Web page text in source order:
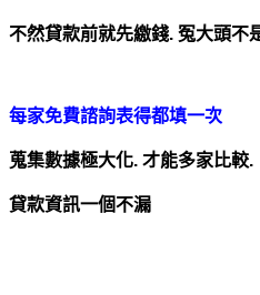
不然貸款前就先繳錢. 冤大頭不
每家免費諮詢表得都填一次
蒐集數據極大化. 才能多家比較.
貸款資訊一個不漏